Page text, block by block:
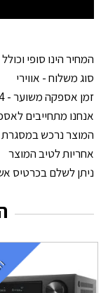
המחיר הינו סופי
סוג משלוח - אווירי
זמן אספקה משוער - 14 ימי עסקים
אנחנו מתחייבים
המוצר נרכש
אחריות לטיב המוצר
ניתן לשלם בכרטיס אשראי עד 12